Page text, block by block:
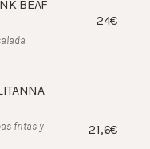
BEAF
24€
fritas y
21,6€